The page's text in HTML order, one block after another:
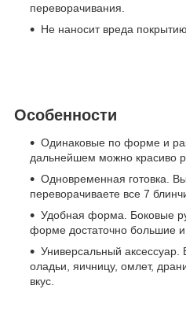
переворачивания.
Не наносит вреда
Особенности
Одинаковые по форме и
дальнейшем можно красиво
Одновременная готовка.
переворачиваете все 7
Удобная форма. Боковые
форме достаточно большие
Универсальный аксессуар.
оладьи, яичницу, омлет,
вкус.